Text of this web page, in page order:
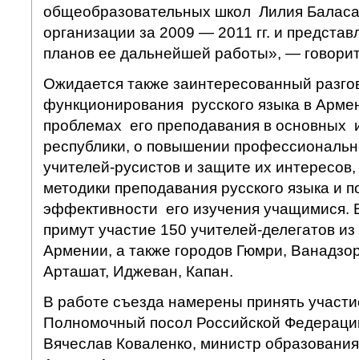
общеобразовательных школ Лилия
организации за 2009 — 2011 гг. и
планов ее дальнейшей работы», —
Ожидается также заинтересованный
функционирования русского языка в
проблемах его преподавания в основных
республики, о повышении
учителей-русистов и защите их
методики преподавания русского языка и
эффективности его изучения учащимися.
примут участие 150 учителей-делегатов
Армении, а также городов Гюмри,
Арташат, Иджеван, Капан.
В работе съезда намерены принять
Полномочный посол Российской
Вячеслав Коваленко, министр